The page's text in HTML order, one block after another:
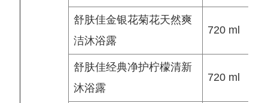
舒肤佳金银花菊花天然爽
洁沐浴露
720 ml
舒肤佳经典净护柠檬清新
沐浴露
720 ml